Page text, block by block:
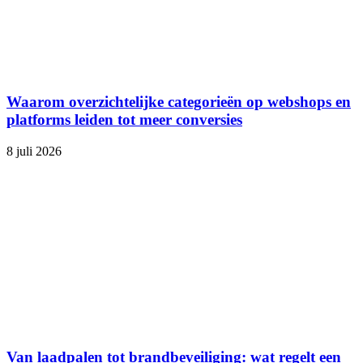
Waarom overzichtelijke categorieën op webshops en
platforms leiden tot meer conversies
8 juli 2026
Van laadpalen tot brandbeveiliging: wat regelt een